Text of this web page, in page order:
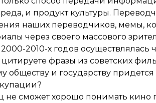
и продукт культуры.
наших переводчиков, мемы,
через своего массового
2010-х годов
фразы из советских
обществу и государству
не сможет хорошо понимать кино